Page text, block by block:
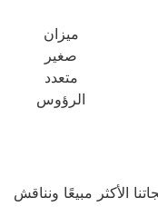
ميزان
صغير
متعدد
الرؤوس
الأكثر مبيعًا ونناقش